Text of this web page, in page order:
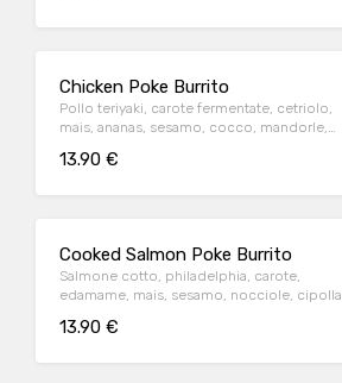
Chicken Poke Burrito
Pollo teriyaki, carote fermentate, cetriolo,
mais, ananas, sesamo, cocco, mandorle,
13.90 €
Cooked Salmon Poke Burrito
Salmone cotto, philadelphia, carote,
edamame, mais, sesamo, nocciole, cipolla
sushi
13.90 €